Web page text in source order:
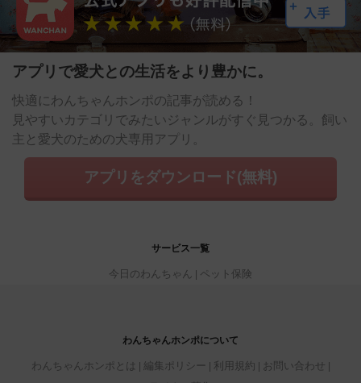
アプリで愛犬との生活をより豊かに。
快適にわんちゃんホンポの記事が読める！
見やすいカテゴリでみたいジャンルがすぐ見つかる。飼い
主と愛犬のための犬専用アプリ。
アプリをダウンロード(無料)
サービス一覧
今日のわんちゃん ペット保険
わんちゃんホンポについて
わんちゃんホンポとは 編集ポリシー 利用規約
お問い合わせ